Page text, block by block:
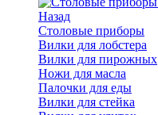
Назад
Cтоловые приборы
Вилки для лобстера
Вилки для пирожных
Ножи для масла
Палочки для еды
Вилки для стейка